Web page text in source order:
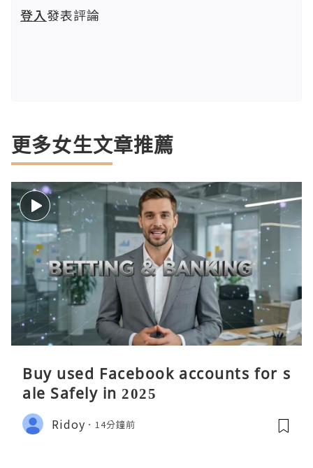
登入發表評論
更多女生文章推薦
Buy used Facebook accounts for s
ale Safely in 2025
Ridoy 14分鐘前